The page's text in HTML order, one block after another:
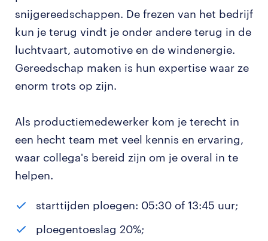
snijgereedschappen. De frezen van het bedrijf
kun je terug vindt je onder andere terug in de
luchtvaart, automotive en de windenergie.
Gereedschap maken is hun expertise waar ze
enorm trots op zijn.
Als productiemedewerker kom je terecht in
een hecht team met veel kennis en ervaring,
waar collega's bereid zijn om je overal in te
helpen.
starttijden ploegen: 05:30 of 13:45 uur;
ploegentoeslag 20%;